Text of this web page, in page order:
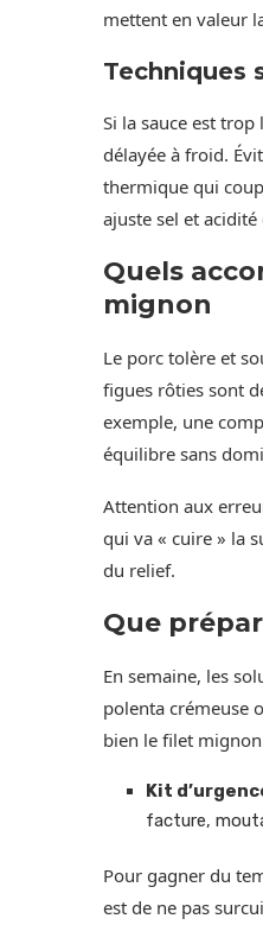
mettent en valeur
Techniques
Si la sauce est
délayée à froid.
thermique qui
ajuste sel et
Quels
mignon
Le porc tolère et
figues rôties sont
exemple, une
équilibre sans
Attention aux
qui va « cuire » la
du relief.
Que
En semaine, les
polenta crémeuse
bien le filet
Kit
facture,
Pour gagner du
est de ne pas